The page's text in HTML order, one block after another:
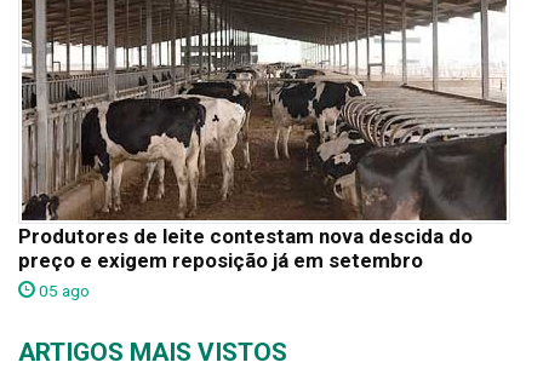
Produtores de leite contestam nova descida do
preço e exigem reposição já em setembro
05 ago
ARTIGOS MAIS VISTOS